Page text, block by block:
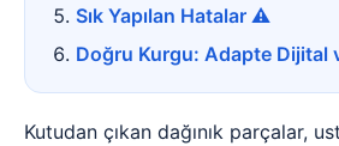
Sık Yapılan Hatalar ⚠️
Doğru Kurgu: Adapte Dijital
Kutudan çıkan dağınık parçalar,